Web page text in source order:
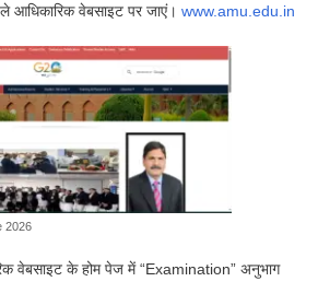
आधिकारिक वेबसाइट पर जाएं। www.amu.edu.in
2026
वेबसाइट के होम पेज में “Examination” अनुभाग